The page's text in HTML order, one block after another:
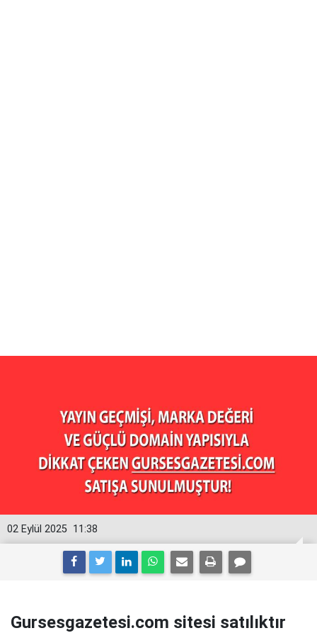
11:38
02 Eylül 2025
Gursesgazetesi.com sitesi satılıktır